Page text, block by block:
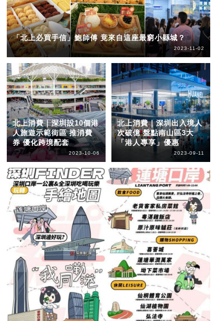
「北上必買手信」鮑師傅 竟來自這座最窮小縣城？
2023-11-02
北上消費｜深圳設10個港
人旅遊示範街區 推消費
券 優化跨境配套
2023-10-06
北上消費｜深圳出入境人
次破億 盤點南山區3大
「港人專享」優惠
2023-09-11